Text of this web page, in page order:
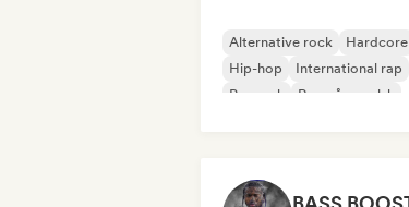
Alternative rock Hardcore
Hip-hop
International rap
Poprock
Rap på engelsk